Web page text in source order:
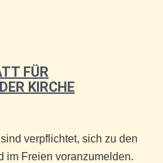
FÜR
KIRCHE
verpflichtet, sich zu den
im Freien voranzumelden.